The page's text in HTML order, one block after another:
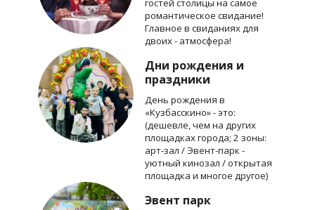
гостей столицы на самое
романтическое свидание!
Главное в свиданиях для
двоих - атмосфера!
Дни рождения и
праздники
День рождения в
«Кузбасскино» - это:
(дешевле, чем на других
площадках города; 2 зоны:
арт-зал / Эвент-парк -
уютный кинозал / открытая
площадка и многое другое)
Эвент парк